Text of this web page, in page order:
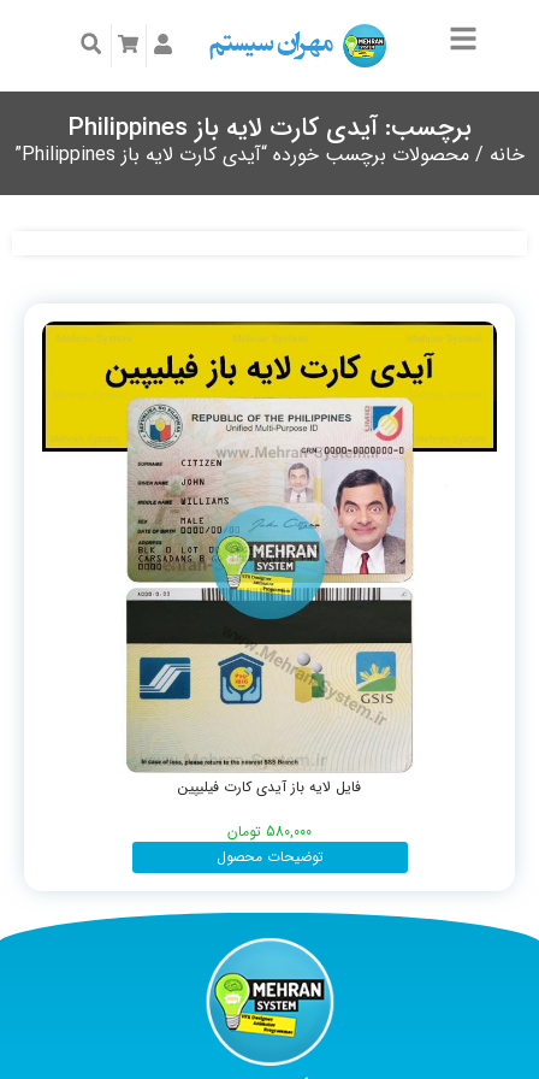
برچسب: آیدی کارت لایه باز Philippines
خانه / محصولات برچسب خورده “آیدی کارت لایه باز Philippines”
فایل لایه باز آیدی کارت فیلیپین
580,000 تومان
توضیحات محصول